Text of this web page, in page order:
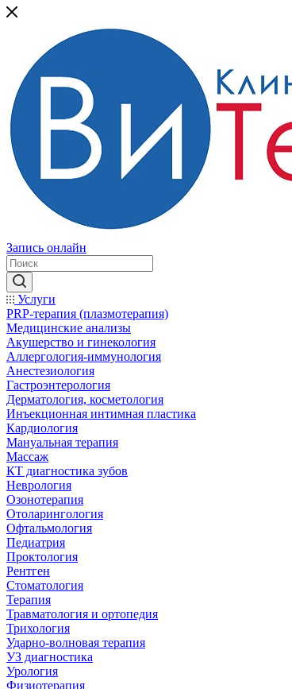
Запись онлайн
Услуги
PRP-терапия (плазмотерапия)
Медицинские анализы
Акушерство и гинекология
Аллергология-иммунология
Анестезиология
Гастроэнтерология
Дерматология, косметология
Инъекционная интимная пластика
Кардиология
Мануальная терапия
Массаж
КТ диагностика зубов
Неврология
Озонотерапия
Отоларингология
Офтальмология
Педиатрия
Проктология
Рентген
Стоматология
Терапия
Травматология и ортопедия
Трихология
Ударно-волновая терапия
УЗ диагностика
Урология
Физиотерапия